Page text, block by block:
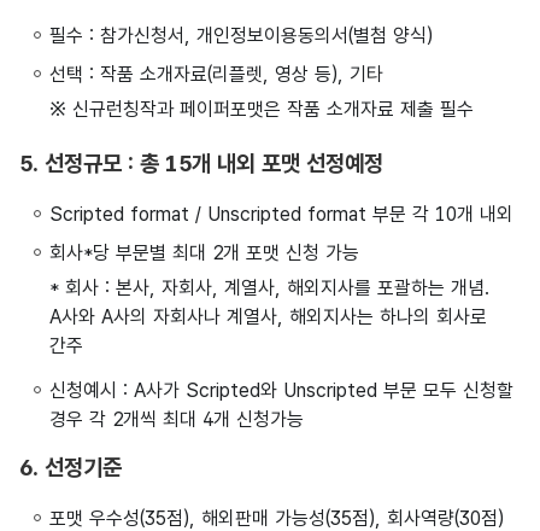
필수 : 참가신청서, 개인정보이용동의서(별첨 양식)
선택 : 작품 소개자료(리플렛, 영상 등), 기타
※ 신규런칭작과 페이퍼포맷은 작품 소개자료 제출 필수
5. 선정규모 : 총 15개 내외 포맷 선정예정
Scripted format / Unscripted format 부문 각 10개 내외
회사*당 부문별 최대 2개 포맷 신청 가능
* 회사 : 본사, 자회사, 계열사, 해외지사를 포괄하는 개념.
A사와 A사의 자회사나 계열사, 해외지사는 하나의 회사로
간주
신청예시 : A사가 Scripted와 Unscripted 부문 모두 신청할
경우 각 2개씩 최대 4개 신청가능
6. 선정기준
포맷 우수성(35점), 해외판매 가능성(35점), 회사역량(30점)